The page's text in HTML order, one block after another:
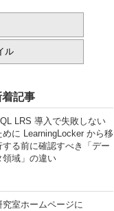
ル
着記事
LRS 導入で失敗しない
めに LearningLocker から移
する前に確認すべき「デー
領域」の違い
究室ホームページに